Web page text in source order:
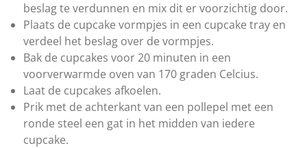
beslag te verdunnen en mix dit er voorzichtig door.
Plaats de cupcake vormpjes in een cupcake tray en
verdeel het beslag over de vormpjes.
Bak de cupcakes voor 20 minuten in een
voorverwarmde oven van 170 graden Celcius.
Laat de cupcakes afkoelen.
Prik met de achterkant van een pollepel met een
ronde steel een gat in het midden van iedere
cupcake.